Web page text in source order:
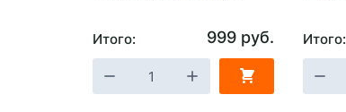
Итого: 999 руб. Итого: